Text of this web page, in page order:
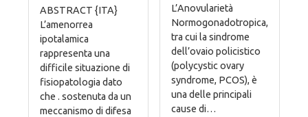
ABSTRACT {ITA}
L’amenorrea
ipotalamica
rappresenta una
difficile situazione di
fisiopatologia dato
che . sostenuta da un
meccanismo di difesa
L’Anovularietà
Normogonadotropica,
tra cui la sindrome
dell’ovaio policistico
(polycystic ovary
syndrome, PCOS), è
una delle principali
cause di…